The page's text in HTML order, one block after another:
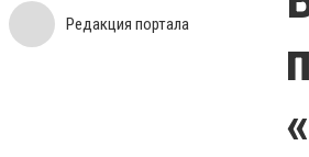
Редакция портала